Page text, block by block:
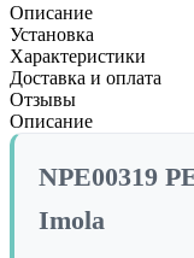
Описание
Установка
Характеристики
Доставка и оплата
Отзывы
Описание
NPE00319
Imola